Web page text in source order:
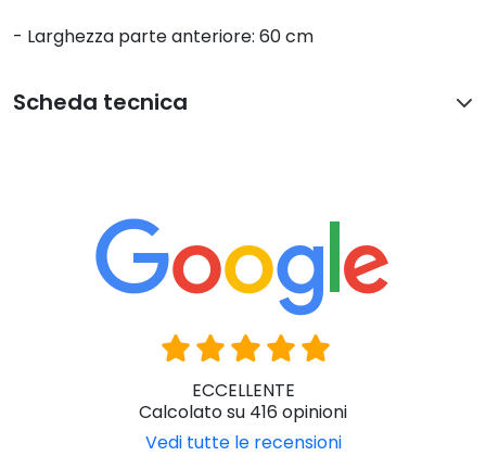
- Larghezza parte anteriore: 60 cm
Scheda tecnica
ECCELLENTE
Calcolato su 416 opinioni
Vedi tutte le recensioni